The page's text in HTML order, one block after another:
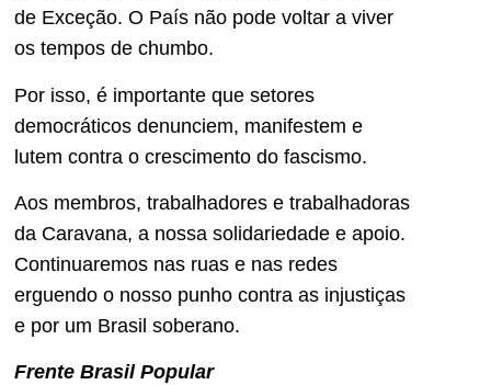
de Exceção. O País não pode voltar a viver
os tempos de chumbo.
Por isso, é importante que setores
democráticos denunciem, manifestem e
lutem contra o crescimento do fascismo.
Aos membros, trabalhadores e trabalhadoras
da Caravana, a nossa solidariedade e apoio.
Continuaremos nas ruas e nas redes
erguendo o nosso punho contra as injustiças
e por um Brasil soberano.
Frente Brasil Popular